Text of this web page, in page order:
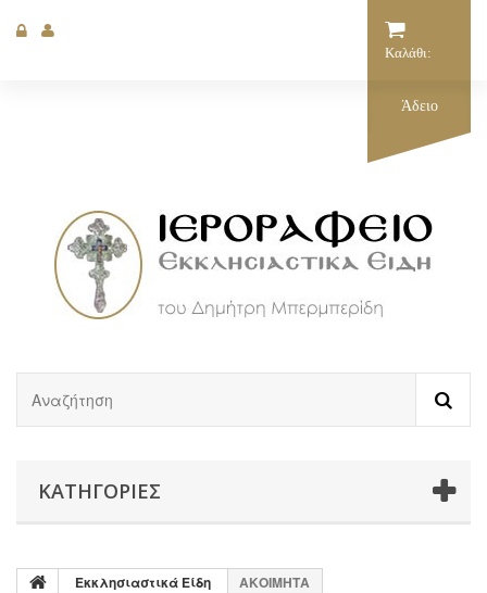
Καλάθι:
Άδειο
ΚΑΤΗΓΟΡΊΕΣ
Εκκλησιαστικά Είδη ΑΚΟΙΜΗΤΑ